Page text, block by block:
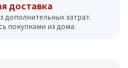
доставка
дополнительных затрат.
покупками из дома.